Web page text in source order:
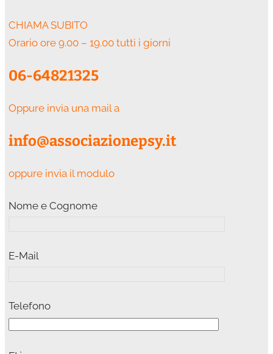
CHIAMA SUBITO
Orario ore 9.00 – 19.00 tutti i giorni
06-64821325
Oppure invia una mail a
info@associazionepsy.it
oppure invia il modulo
Nome e Cognome
E-Mail
Telefono